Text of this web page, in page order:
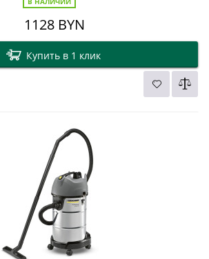
1128 BYN
Купить в 1 клик